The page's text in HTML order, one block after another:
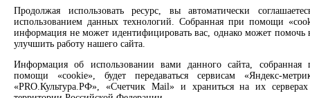
Rutube
Заметили опечатку? Выделите текст с ошибкой и нажмите
Сообщить об ошибке
Продолжая использовать ресурс, вы автоматически
использованием данных технологий. Собранная при помощи
информация не может идентифицировать вас, однако может помочь
улучшить работу нашего сайта.
Информация об использовании вами данного сайта, собранная
помощи «cookie», будет передаваться сервисам «Яндекс-
«PRO.Культура.РФ», «Счетчик Mail» и храниться на их